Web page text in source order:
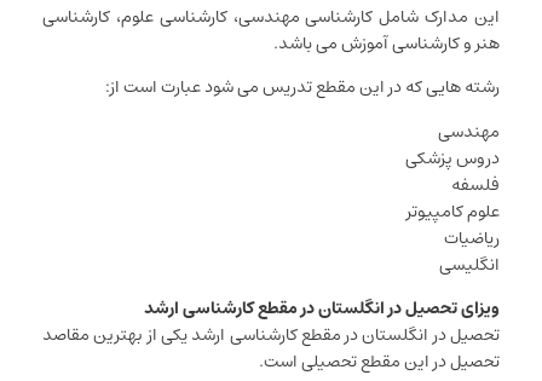
این مدارک شامل کارشناسی مهندسی، کارشناسی علوم، کارشناسی
هنر و کارشناسی آموزش می باشد.
رشته هایی که در این مقطع تدریس می شود عبارت است از:
مهندسی
دروس پزشکی
فلسفه
علوم کامپیوتر
ریاضیات
انگلیسی
ویزای تحصیل در انگلستان در مقطع کارشناسی ارشد
تحصیل در انگلستان در مقطع کارشناسی ارشد یکی از بهترین مقاصد
تحصیل در این مقطع تحصیلی است.